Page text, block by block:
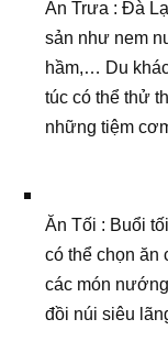
Ăn Trưa : Đà
sản như nem
hầm,… Du
túc có thể thử
những tiệm
Ăn Tối : Buổi
có thể chọn ăn
các món
đồi núi siêu